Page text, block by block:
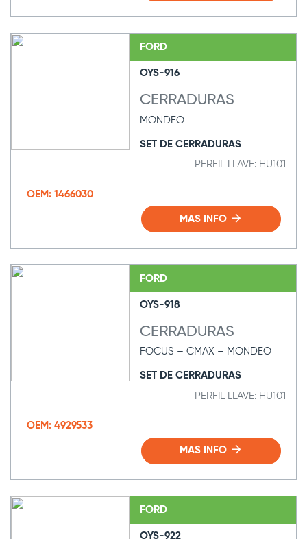
FORD
OYS-916
CERRADURAS
MONDEO
SET DE CERRADURAS
PERFIL LLAVE: HU101
OEM: 1466030
MAS INFO
FORD
OYS-918
CERRADURAS
FOCUS – CMAX – MONDEO
SET DE CERRADURAS
PERFIL LLAVE: HU101
OEM: 4929533
MAS INFO
FORD
OYS-922